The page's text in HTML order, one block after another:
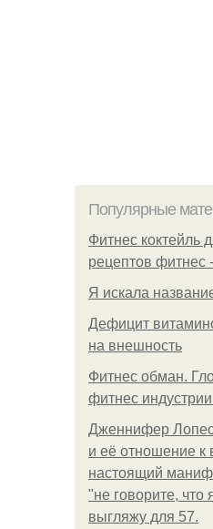
Популярные
Фитнес коктейль
рецептов фитнес
Я искала
Дефицит
на внешность
Фитнес обман.
фитнес
Дженнифер
и её отношение к
настоящий
"не говорите, что
выгляжу для 57.